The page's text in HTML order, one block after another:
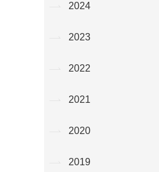
2024
2023
2022
2021
2020
2019